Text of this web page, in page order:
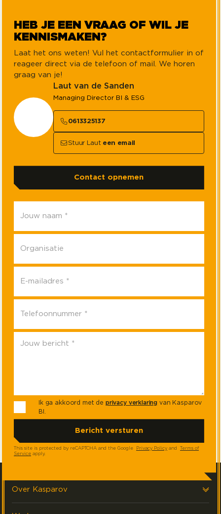
HEB JE EEN VRAAG OF WIL JE
KENNISMAKEN?
Laat het ons weten! Vul het contactformulier in of
reageer direct via de telefoon of mail. We horen
graag van je!
Laut van de Sanden
Managing Director BI & ESG
0613325137
Stuur Laut een email
Contact opnemen
Ik ga akkoord met de privacy verklaring van Kasparov
BI.
This site is protected by reCAPTCHA and the Google Privacy Policy and
Terms of
Service apply.
Over Kasparov
Over ons